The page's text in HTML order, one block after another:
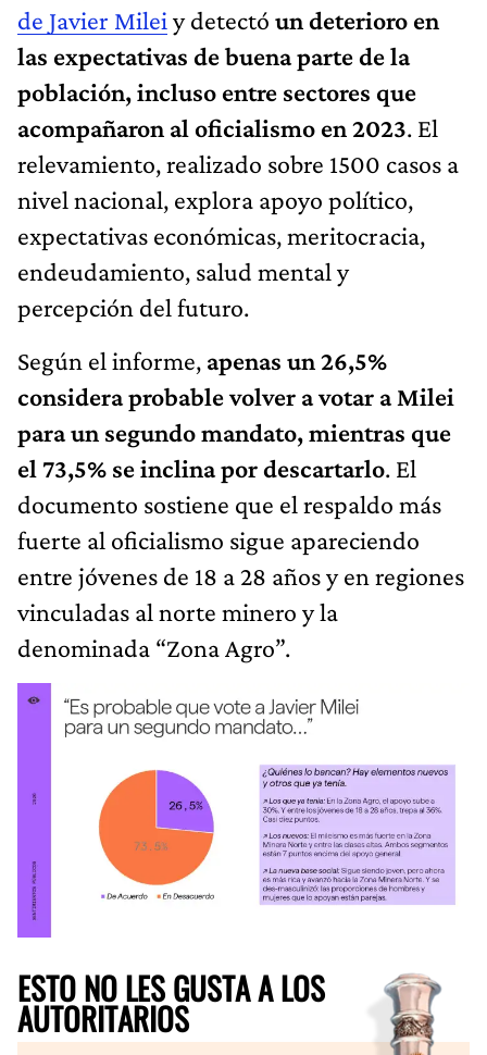
de Javier Milei y detectó un deterioro en
las expectativas de buena parte de la
población, incluso entre sectores que
acompañaron al oficialismo en 2023. El
relevamiento, realizado sobre 1500 casos a
nivel nacional, explora apoyo político,
expectativas económicas, meritocracia,
endeudamiento, salud mental y
percepción del futuro.
Según el informe, apenas un 26,5%
considera probable volver a votar a Milei
para un segundo mandato, mientras que
el 73,5% se inclina por descartarlo. El
documento sostiene que el respaldo más
fuerte al oficialismo sigue apareciendo
entre jóvenes de 18 a 28 años y en regiones
vinculadas al norte minero y la
denominada “Zona Agro”.
ESTO NO LES GUSTA A LOS
AUTORITARIOS